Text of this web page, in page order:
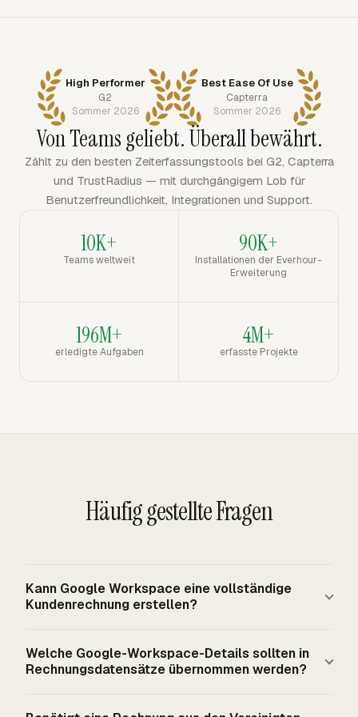
High Performer
G2
Sommer 2026
Best Ease Of Use
Capterra
Sommer 2026
Von Teams geliebt. Überall bewährt.
Zählt zu den besten Zeiterfassungstools bei G2, Capterra
und TrustRadius — mit durchgängigem Lob für
Benutzerfreundlichkeit, Integrationen und Support.
10K+
Teams weltweit
90K+
Installationen der Everhour-
Erweiterung
196M+
erledigte Aufgaben
4M+
erfasste Projekte
Häufig gestellte Fragen
Kann Google Workspace eine vollständige
Kundenrechnung erstellen?
Rechnungen enthalten, etwa Kundengenehmigungen in
Gmail, Projektnotizen in Docs und Abrechnungstabellen
Welche Google-Workspace-Details sollten in
Rechnungsdatensätze übernommen werden?